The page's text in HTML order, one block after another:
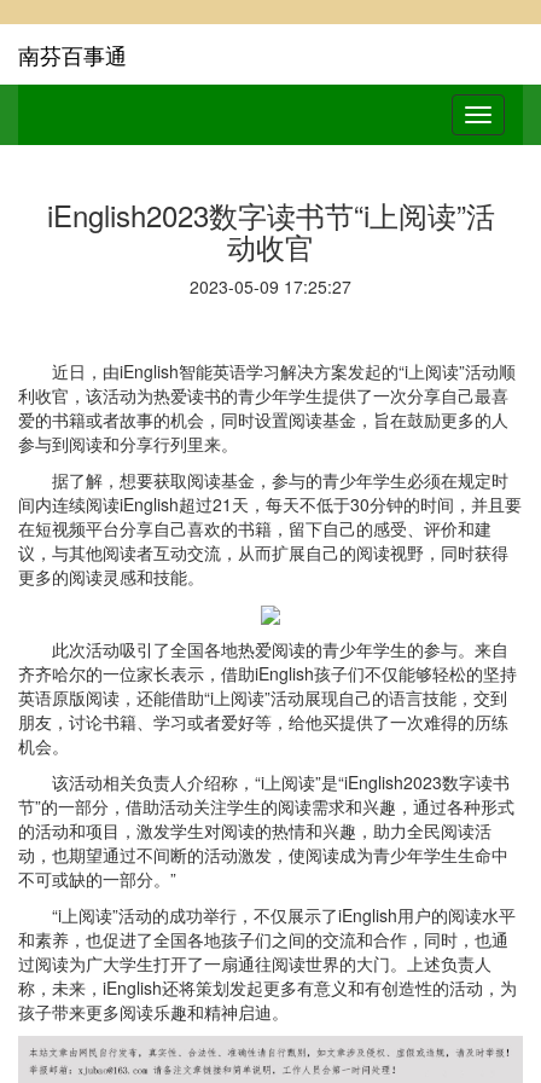
南芬百事通
iEnglish2023数字读书节“i上阅读”活
动收官
2023-05-09 17:25:27
近日，由iEnglish智能英语学习解决方案发起的“i上阅读”活动顺
利收官，该活动为热爱读书的青少年学生提供了一次分享自己最喜
爱的书籍或者故事的机会，同时设置阅读基金，旨在鼓励更多的人
参与到阅读和分享行列里来。
据了解，想要获取阅读基金，参与的青少年学生必须在规定时
间内连续阅读iEnglish超过21天，每天不低于30分钟的时间，并且要
在短视频平台分享自己喜欢的书籍，留下自己的感受、评价和建
议，与其他阅读者互动交流，从而扩展自己的阅读视野，同时获得
更多的阅读灵感和技能。
此次活动吸引了全国各地热爱阅读的青少年学生的参与。来自
齐齐哈尔的一位家长表示，借助iEnglish孩子们不仅能够轻松的坚持
英语原版阅读，还能借助“i上阅读”活动展现自己的语言技能，交到
朋友，讨论书籍、学习或者爱好等，给他买提供了一次难得的历练
机会。
该活动相关负责人介绍称，“i上阅读”是“iEnglish2023数字读书
节”的一部分，借助活动关注学生的阅读需求和兴趣，通过各种形式
的活动和项目，激发学生对阅读的热情和兴趣，助力全民阅读活
动，也期望通过不间断的活动激发，使阅读成为青少年学生生命中
不可或缺的一部分。”
“i上阅读”活动的成功举行，不仅展示了iEnglish用户的阅读水平
和素养，也促进了全国各地孩子们之间的交流和合作，同时，也通
过阅读为广大学生打开了一扇通往阅读世界的大门。上述负责人
称，未来，iEnglish还将策划发起更多有意义和有创造性的活动，为
孩子带来更多阅读乐趣和精神启迪。